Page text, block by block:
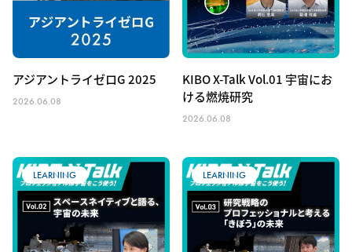
アジアントライゼロG 2025
2026.06.08
KIBO X-Talk Vol.01 宇宙にお
ける燃焼研究
2026.06.08
LEARNING LEARNING